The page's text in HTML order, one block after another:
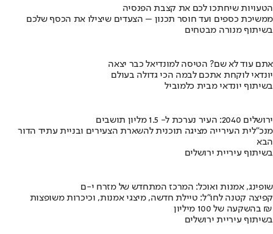
הטעויות שיחתכו לכם את קצבת הפנסיה
ממשיכת כספים ועד חוסר תכנון – הצעדים שיצילו את הכסף שלכם
בשיתוף מנורה מבטחים
אתם עוד לא שם? הטיסה למונדיאל כבר יצאה
יונדאי לוקחת אתכם לבמה הכי גדולה בעולם
בשיתוף יונדאי מבית כלמוביל
ירושלים 2040: העיר נערכת ל- 1.5 מליון תושבים
מנכ"לית העירייה מציגה תוכנית להשארת הצעירים ובניית עתיד הדור
הבא
בשיתוף עיריית ירושלים
שופינג, אמנות ואוכל: המרכז המתחדש של מזרח י-ם
קפיצה קטנה לחו"ל: טיילת חדשה, מיצגי אמנות, וכיכרות משופצות
בהשקעה של 100 מיליון ₪
בשיתוף עיריית ירושלים